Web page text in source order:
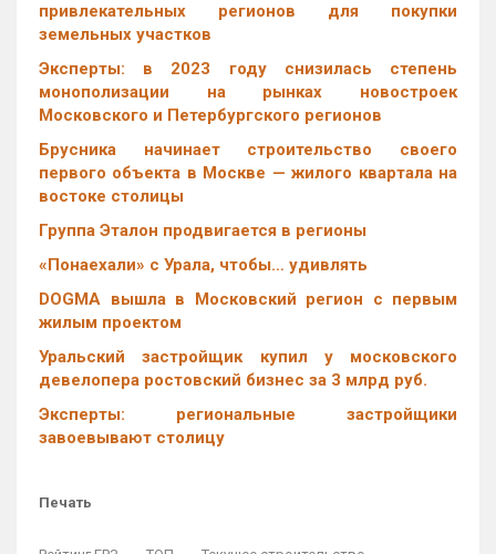
привлекательных регионов для покупки
земельных участков
Эксперты: в 2023 году снизилась степень
монополизации на рынках новостроек
Московского и Петербургского регионов
Брусника начинает строительство своего
первого объекта в Москве — жилого квартала на
востоке столицы
Группа Эталон продвигается в регионы
«Понаехали» с Урала, чтобы… удивлять
DOGMA вышла в Московский регион с первым
жилым проектом
Уральский застройщик купил у московского
девелопера ростовский бизнес за 3 млрд руб.
Эксперты: региональные застройщики
завоевывают столицу
Печать